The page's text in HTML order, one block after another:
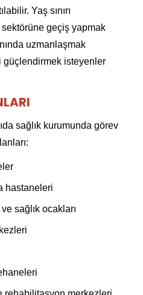
Yaş sınırı
sektörüne geçiş yapmak
uzmanlaşmak
güçlendirmek isteyenler
sağlık kurumunda görev
hastaneleri
sağlık ocakları